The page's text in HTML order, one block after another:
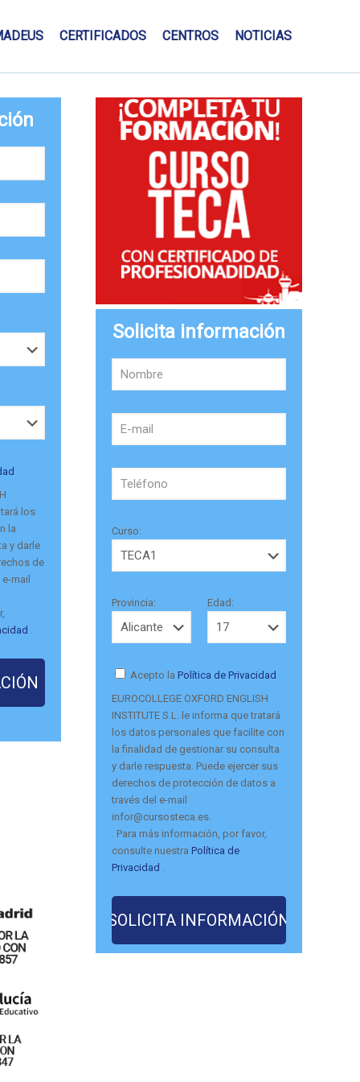
CERTIFICADOS CENTROS NOTICIAS
los
la
y darle
de
mail
.
Solicita información
Curso:
Provincia: Edad:
Acepto la Política de Privacidad
EUROCOLLEGE OXFORD ENGLISH
INSTITUTE S.L. le informa que tratará
los datos personales que facilite con
la finalidad de gestionar su consulta
y darle respuesta. Puede ejercer sus
derechos de protección de datos a
través del e-mail
infor@cursosteca.es.
. Para más información, por favor,
consulte nuestraPolítica de
Privacidad